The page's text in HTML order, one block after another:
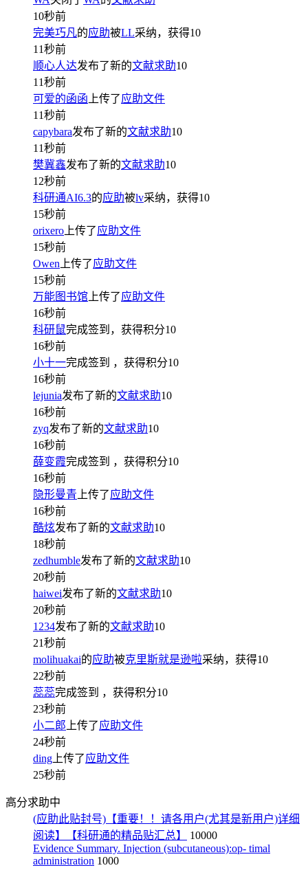
10秒前
完美巧凡的应助被LL采纳，获得10
11秒前
顺心人达发布了新的文献求助10
11秒前
可爱的函函 上传了应助文件
11秒前
capybara发布了新的文献求助10
11秒前
樊冀鑫发布了新的文献求助10
12秒前
科研通AI6.3的应助被lv采纳，获得10
15秒前
orixero 上传了应助文件
15秒前
Owen 上传了应助文件
15秒前
万能图书馆 上传了应助文件
16秒前
科研鼠完成签到，获得积分10
16秒前
小十一完成签到 ，获得积分10
16秒前
lejunia发布了新的文献求助10
16秒前
zyq发布了新的文献求助10
16秒前
薛变霞完成签到 ，获得积分10
16秒前
隐形曼青 上传了应助文件
16秒前
酷炫发布了新的文献求助10
18秒前
zedhumble发布了新的文献求助10
20秒前
haiwei发布了新的文献求助10
20秒前
1234发布了新的文献求助10
21秒前
molihuakai的应助被克里斯就是逊啦采纳，获得10
22秒前
蕊蕊完成签到 ，获得积分10
23秒前
小二郎 上传了应助文件
24秒前
ding 上传了应助文件
25秒前
高分求助中
(应助此贴封号)【重要！！请各用户(尤其是新用户)详细
阅读】【科研通的精品贴汇总】
10000
Evidence Summary. Injection (subcutaneous):op- timal
administration 1000